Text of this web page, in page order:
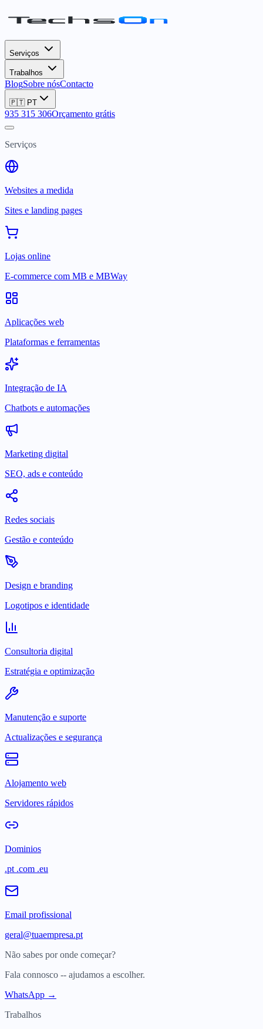
Serviços
Trabalhos
BlogSobre nósContacto
🇵🇹 PT
935 315 306Orçamento grátis
Serviços
Websites a medida
Sites e landing pages
Lojas online
E-commerce com MB e MBWay
Aplicações web
Plataformas e ferramentas
Integração de IA
Chatbots e automações
Marketing digital
SEO, ads e conteúdo
Redes sociais
Gestão e conteúdo
Design e branding
Logotipos e identidade
Consultoria digital
Estratégia e optimização
Manutenção e suporte
Actualizações e segurança
Alojamento web
Servidores rápidos
Dominios
.pt .com .eu
Email profissional
geral@tuaempresa.pt
Não sabes por onde começar?
Fala connosco -- ajudamos a escolher.
WhatsApp →
Trabalhos